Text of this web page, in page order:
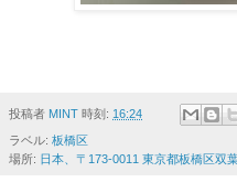
投稿者 MINT 時刻: 16:24
ラベル: 板橋区
場所: 日本、〒173-0011 東京都板橋区双